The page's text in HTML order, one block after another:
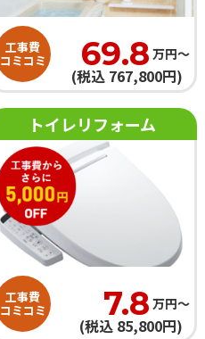
工事費
コミコミ 69.8 万円〜
(税込 767,800円)
トイレリフォーム
工事費
コミコミ 7.8 万円〜
(税込 85,800円)